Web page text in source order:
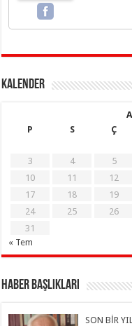
KALENDER
P
S Ç
3
4 5
10
11 12
17
18 19
24
25 26
31
« Tem
Haber Başlıkları
SON BİR